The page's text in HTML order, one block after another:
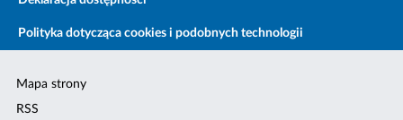
Polityka dotycząca cookies i podobnych technologii
Mapa strony
RSS